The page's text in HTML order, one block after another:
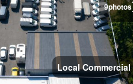
9photos
Local Commercial